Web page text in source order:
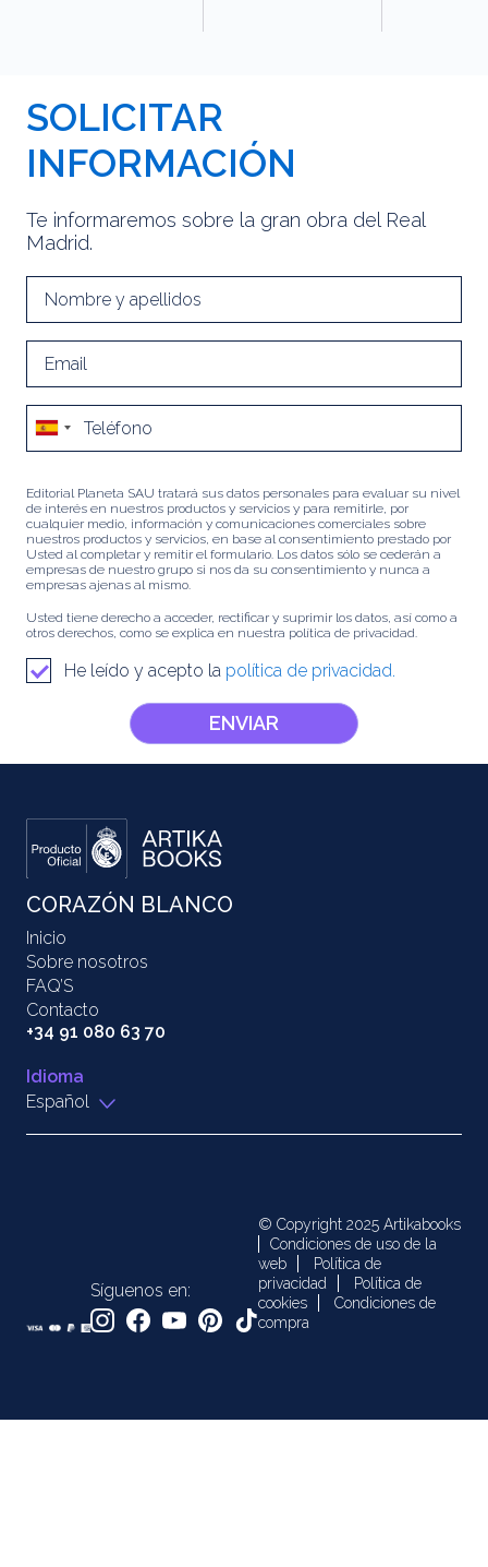
SOLICITAR
INFORMACIÓN
Te informaremos sobre la gran obra del Real
Madrid.
Editorial Planeta SAU tratará sus datos personales para evaluar su nivel
de interés en nuestros productos y servicios y para remitirle, por
cualquier medio, información y comunicaciones comerciales sobre
nuestros productos y servicios, en base al consentimiento prestado por
Usted al completar y remitir el formulario. Los datos sólo se cederán a
empresas de nuestro grupo si nos da su consentimiento y nunca a
empresas ajenas al mismo.
Usted tiene derecho a acceder, rectificar y suprimir los datos, así como a
otros derechos, como se explica en nuestra política de privacidad.
He leído y acepto la política de privacidad.
ENVIAR
CORAZÓN BLANCO
Inicio
Sobre nosotros
FAQ’S
Contacto
+34 91 080 63 70
Idioma
Español
Síguenos en:
© Copyright 2025 Artikabooks
Condiciones de uso de la
web
Política de
privacidad
Política de
cookies
Condiciones de
compra